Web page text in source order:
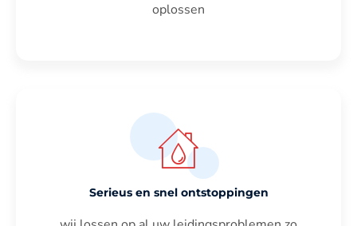
oplossen
Serieus en snel ontstoppingen